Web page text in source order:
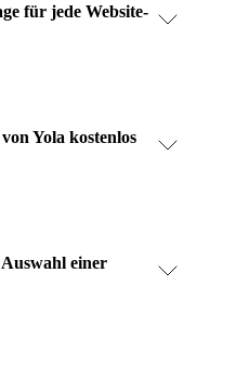
für jede Website-
Yola kostenlos
einer